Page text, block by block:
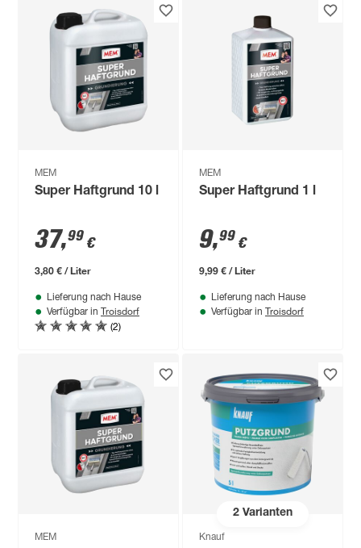
MEM
Super Haftgrund 10 l
37,99 €
3,80 € / Liter
Lieferung nach Hause
Verfügbar in Troisdorf
(2)
MEM
Super Haftgrund 1 l
9,99 €
9,99 € / Liter
Lieferung nach Hause
Verfügbar in Troisdorf
MEM
2Varianten
Knauf